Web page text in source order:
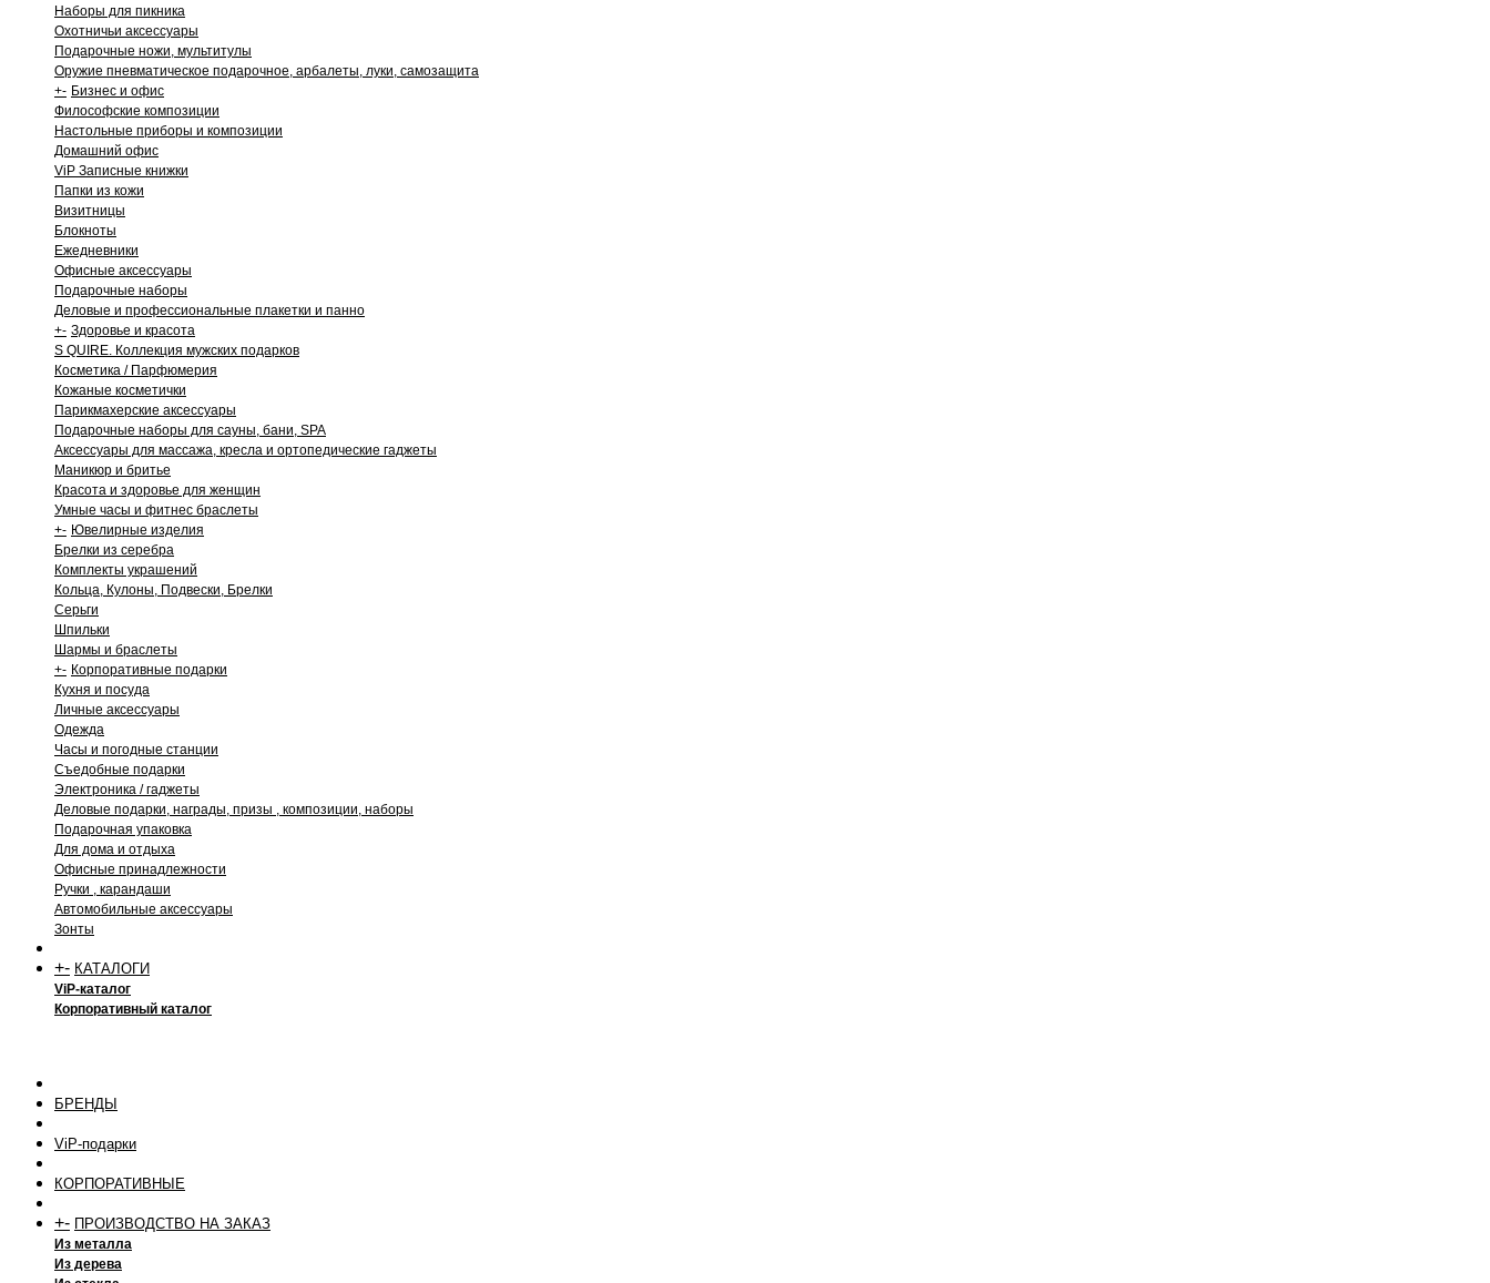
Наборы для пикника
Охотничьи аксессуары
Подарочные ножи, мультитулы
Оружие пневматическое подарочное, арбалеты, луки, самозащита
+- Бизнес и офис
Философские композиции
Настольные приборы и композиции
Домашний офис
ViP Записные книжки
Папки из кожи
Визитницы
Блокноты
Ежедневники
Офисные аксессуары
Подарочные наборы
Деловые и профессиональные плакетки и панно
+- Здоровье и красота
S QUIRE. Коллекция мужских подарков
Косметика / Парфюмерия
Кожаные косметички
Парикмахерские аксессуары
Подарочные наборы для сауны, бани, SPA
Аксессуары для массажа, кресла и ортопедические гаджеты
Маникюр и бритье
Красота и здоровье для женщин
Умные часы и фитнес браслеты
+- Ювелирные изделия
Брелки из серебра
Комплекты украшений
Кольца, Кулоны, Подвески, Брелки
Серьги
Шпильки
Шармы и браслеты
+- Корпоративные подарки
Кухня и посуда
Личные аксессуары
Одежда
Часы и погодные станции
Съедобные подарки
Электроника / гаджеты
Деловые подарки, награды, призы , композиции, наборы
Подарочная упаковка
Для дома и отдыха
Офисные принадлежности
Ручки , карандаши
Автомобильные аксессуары
Зонты
+- КАТАЛОГИ
ViP-каталог
Корпоративный каталог
БРЕНДЫ
ViP-подарки
КОРПОРАТИВНЫЕ
+- ПРОИЗВОДСТВО НА ЗАКАЗ
Из металла
Из дерева